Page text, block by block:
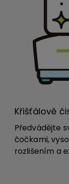
Křišťálově
Předvádějte
čočkami,
rozlišením a